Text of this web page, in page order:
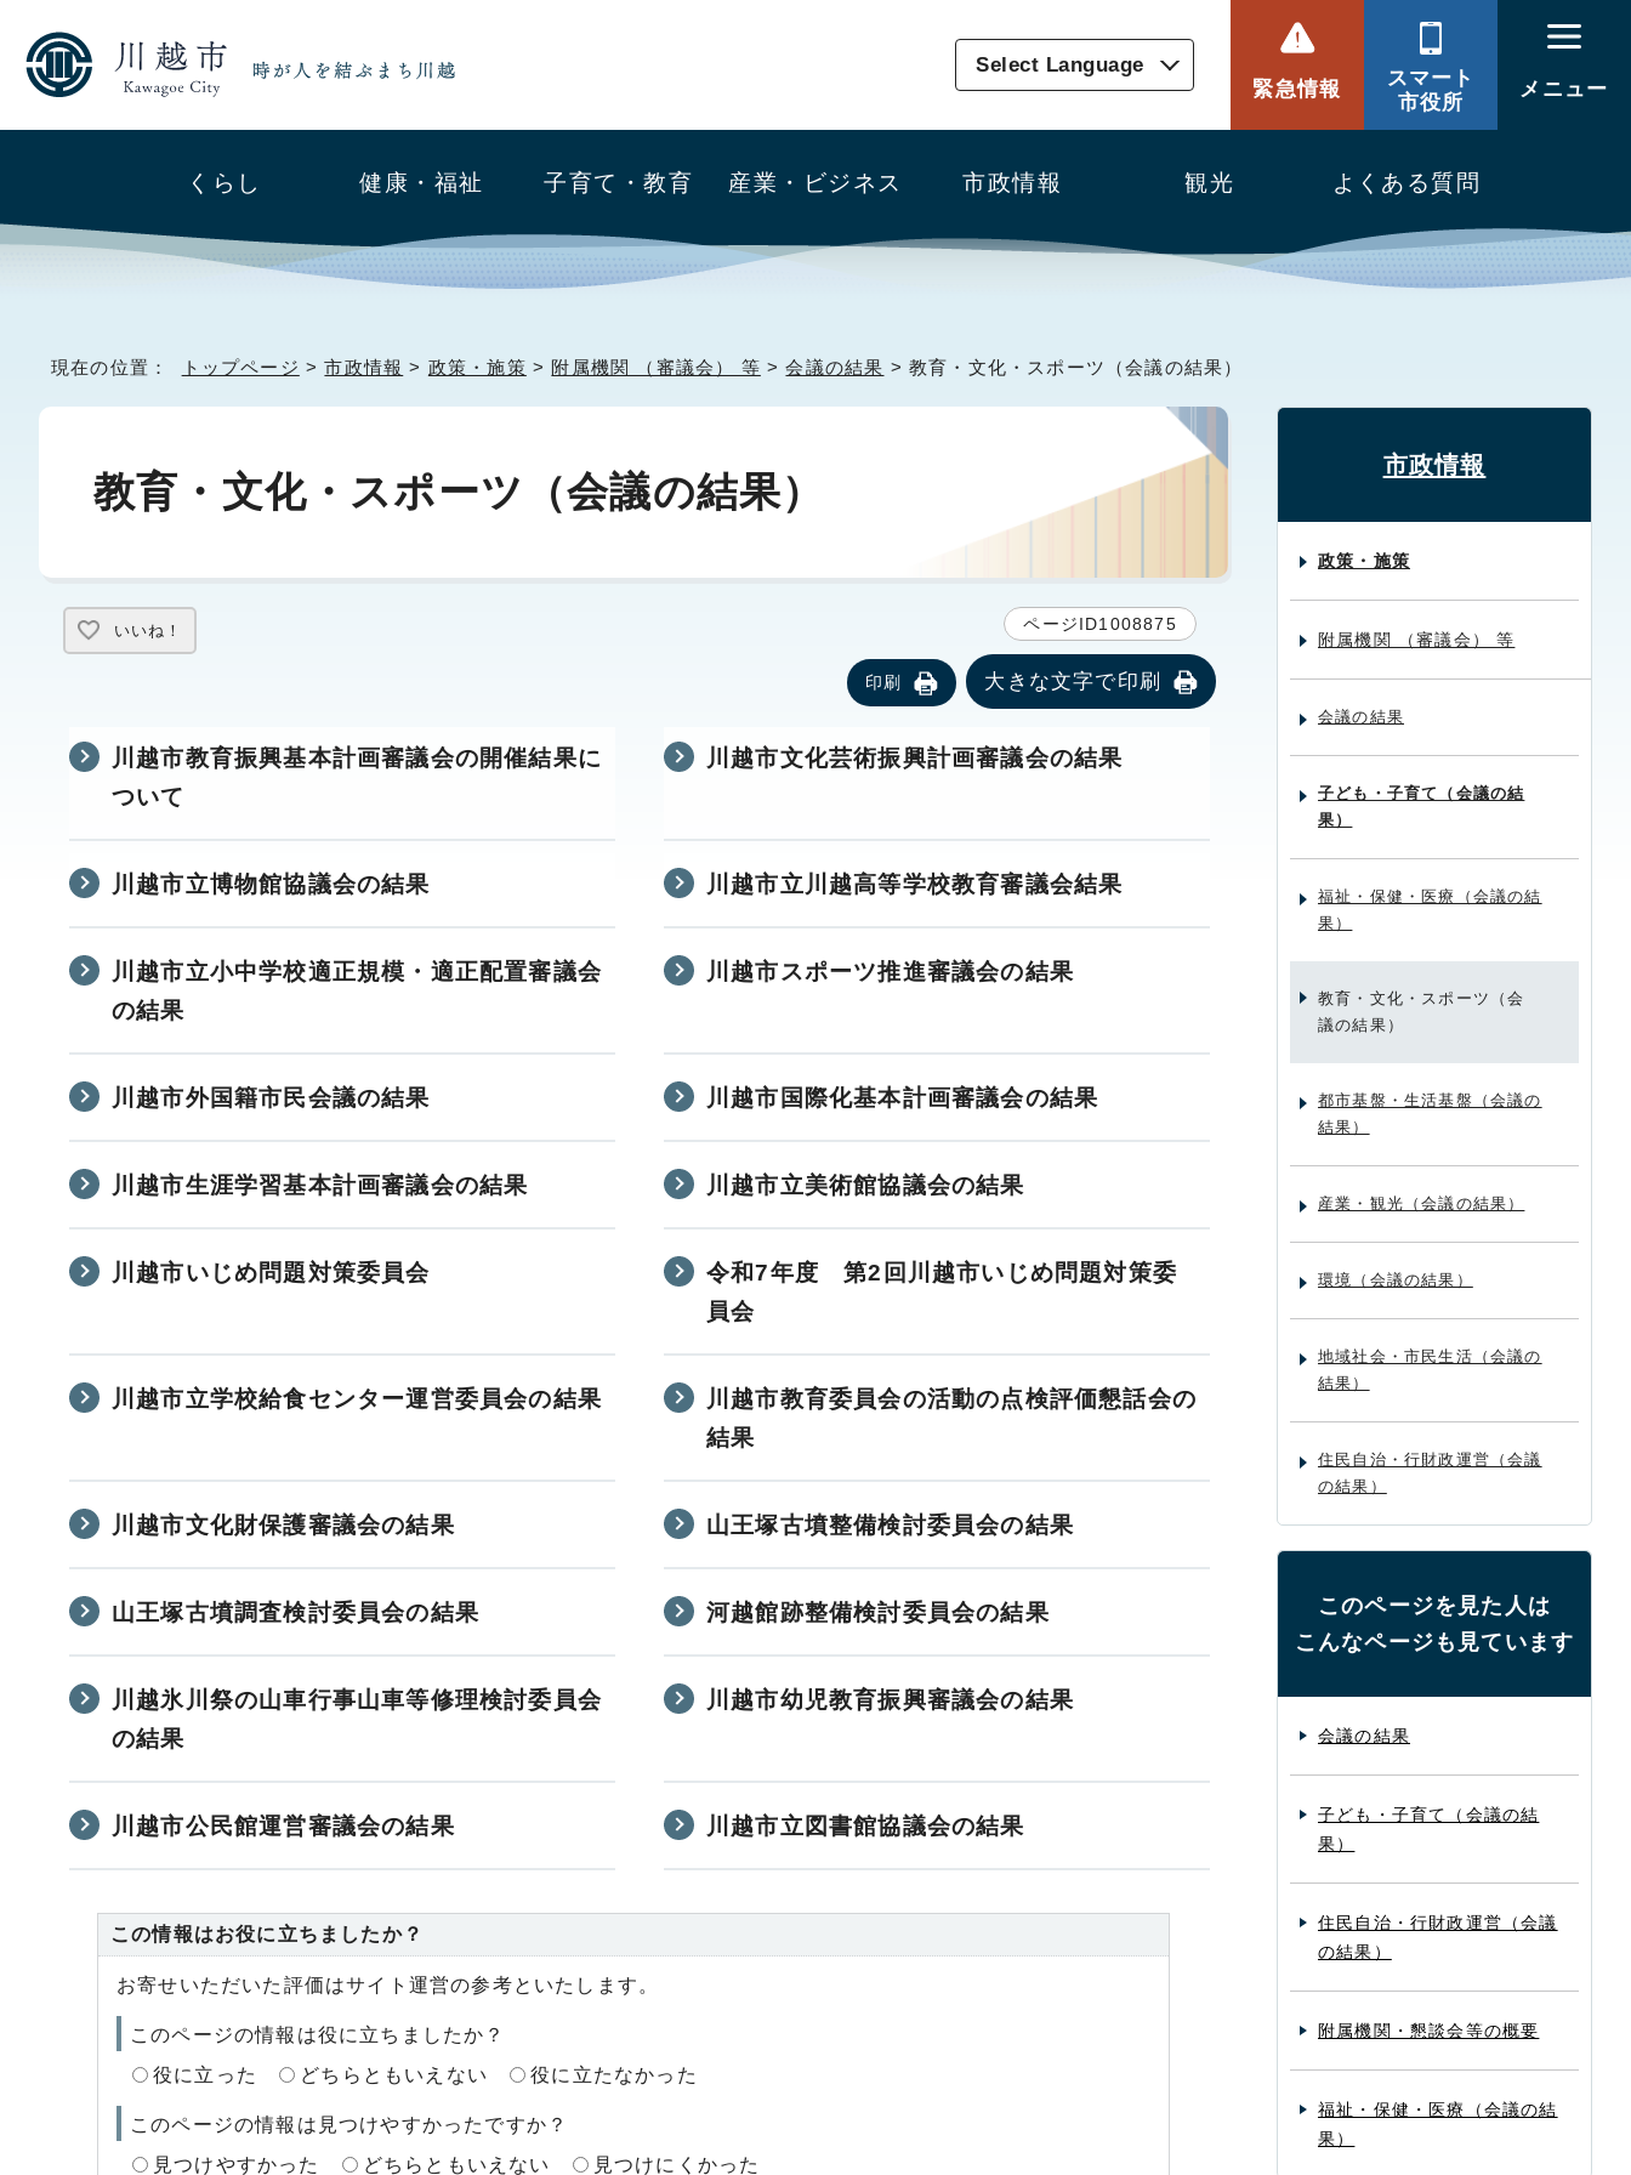
Select Language
緊急情報
スマート
市役所
メニュー
くらし 健康・福祉 子育て・教育 産業・ビジネス 市政情報 観光 よくある質問
現在の位置： トップページ >市政情報 > 政策・施策 > 附属機関 （審議会） 等 >会議の結果 > 教育・文化・スポーツ（会議の結果）
教育・文化・スポーツ（会議の結果）
いいね！ ページID1008875
印刷 大きな文字で印刷
川越市教育振興基本計画審議会の開催結果に
ついて
川越市文化芸術振興計画審議会の結果
川越市立博物館協議会の結果 川越市立川越高等学校教育審議会結果
川越市立小中学校適正規模・適正配置審議会
の結果
川越市スポーツ推進審議会の結果
川越市外国籍市民会議の結果 川越市国際化基本計画審議会の結果
川越市生涯学習基本計画審議会の結果 川越市立美術館協議会の結果
川越市いじめ問題対策委員会
令和7年度 第2回川越市いじめ問題対策委
員会
川越市立学校給食センター運営委員会の結果
川越市教育委員会の活動の点検評価懇話会の
結果
川越市文化財保護審議会の結果 山王塚古墳整備検討委員会の結果
山王塚古墳調査検討委員会の結果 河越館跡整備検討委員会の結果
川越氷川祭の山車行事山車等修理検討委員会
の結果
川越市幼児教育振興審議会の結果
川越市公民館運営審議会の結果 川越市立図書館協議会の結果
この情報はお役に立ちましたか？
お寄せいただいた評価はサイト運営の参考といたします。
このページの情報は役に立ちましたか？
役に立った
どちらともいえない 役に立たなかった
このページの情報は見つけやすかったですか？
見つけやすかった
どちらともいえない 見つけにくかった
市政情報
政策・施策
附属機関 （審議会） 等
会議の結果
子ども・子育て（会議の結
果）
福祉・保健・医療（会議の結
果）
教育・文化・スポーツ（会
議の結果）
都市基盤・生活基盤（会議の
結果）
産業・観光（会議の結果）
環境（会議の結果）
地域社会・市民生活（会議の
結果）
住民自治・行財政運営（会議
の結果）
このページを見た人は
こんなページも見ています
会議の結果
子ども・子育て（会議の結
果）
住民自治・行財政運営（会議
の結果）
附属機関・懇談会等の概要
福祉・保健・医療（会議の結
果）